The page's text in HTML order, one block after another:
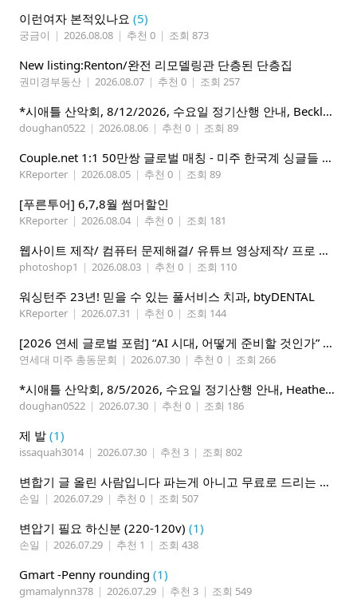
이런여자 본적있나요 (5)
궁금이 | 2026.08.08 | 추천 0 | 조회 873
New listing:Renton/완전 리모델링관 단층된 단층집
권미경부동산 | 2026.08.07 | 추천 0 | 조회 257
*시애틀 산악회, 8/12/2026, 수요일 정기산행 안내, Beckler Peak*
doughan0522 | 2026.08.06 | 추천 0 | 조회 89
Couple.net 1:1 50만쌍 글로벌 매칭 - 미주 한국계 싱글들 모이세요
KReporter | 2026.08.05 | 추천 0 | 조회 89
[푸른투어] 6,7,8월 썸머할인
KReporter | 2026.08.04 | 추천 0 | 조회 181
웹사이트 제작/ 컴퓨터 문제해결/ 유튜브 영상제작/ 프로 사진촬영
photoshop1 | 2026.08.03 | 추천 0 | 조회 110
워싱턴주 23년! 믿을 수 있는 풀서비스 치과, btyDENTAL
KReporter | 2026.07.31 | 추천 0 | 조회 144
[2026 연세 글로벌 포럼] “AI 시대, 어떻게 준비할 것인가” 8월 7-10일 벨뷰 개최
연세대 미주 총동문회 | 2026.07.30 | 추천 0 | 조회 266
*시애틀 산악회, 8/5/2026, 수요일 정기산행 안내, Heather Lake*
doughan0522 | 2026.07.30 | 추천 0 | 조회 186
제 발 (1)
issaquah3014 | 2026.07.30 | 추천 3 | 조회 802
변합기 글 올린 사람입니다 파는게 아니고 무료로 드리는 겁니다 필요하신분 연락처 남겨주시면 됩니다
손일 | 2026.07.29 | 추천 0 | 조회 507
변압기 필요 하신분 (220-120v) (1)
손일 | 2026.07.29 | 추천 1 | 조회 438
Gmart -Penny rounding (1)
gmamalynn378 | 2026.07.29 | 추천 3 | 조회 549